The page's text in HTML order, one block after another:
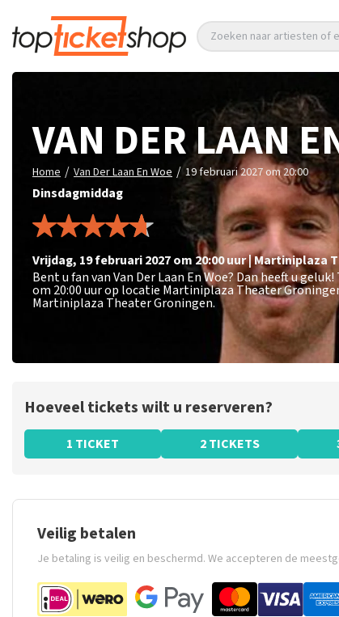
Zoeken naar artiesten of
VAN DER LAAN
Home / Van Der Laan En Woe / 19 februari 2027 om 20:00
Dinsdagmiddag
vrijdag, 19 februari 2027 om 20:00uur|Martiniplaza
Bent u fan van Van Der Laan En Woe? Dan heeft u
om 20:00 uur op locatie Martiniplaza Theater
Martiniplaza Theater Groningen.
Hoeveel tickets wilt u reserveren?
1 TICKET 2 TICKETS
Veilig betalen
Je betaling is veilig en beschermd. We accepteren de